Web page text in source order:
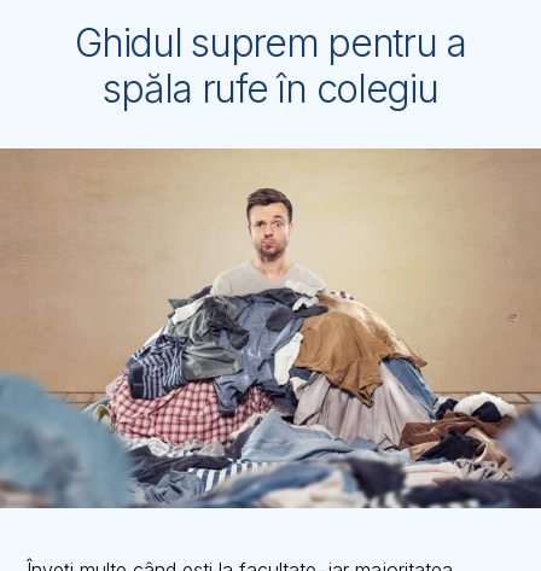
Ghidul suprem pentru a
spăla rufe în colegiu